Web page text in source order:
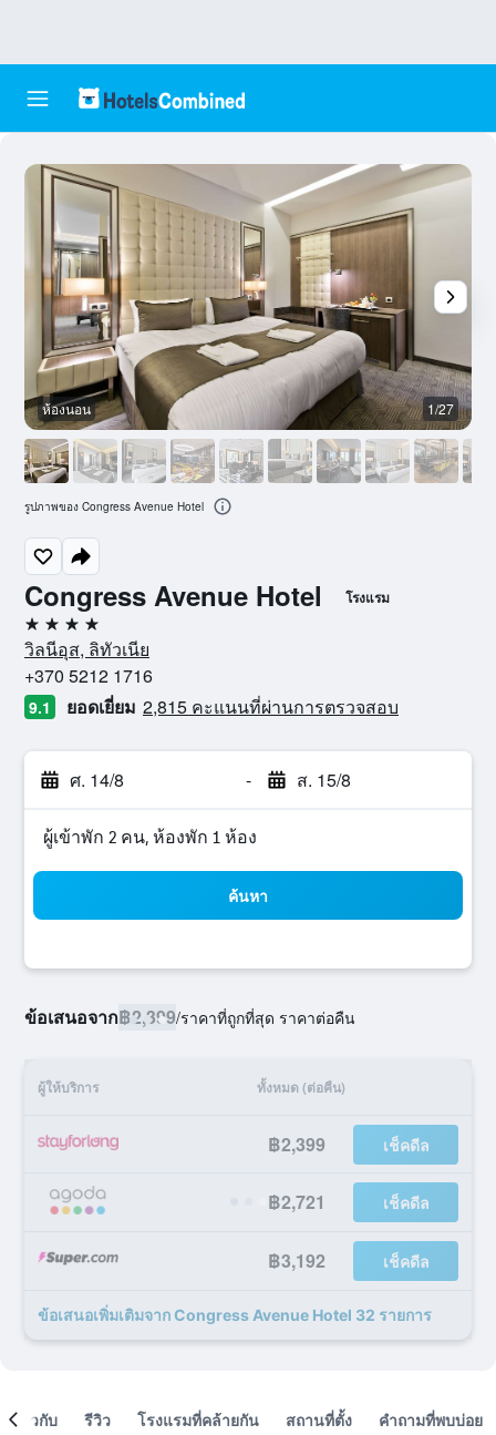
Congress Avenue Hotel โรงแรม
4 ดาว
วิลนีอุส, ลิทัวเนีย
+370 5212 1716
9.1 ยอดเยี่ยม 2,815 คะแนนที่ผ่านการตรวจสอบ
ศ. 14/8 - ส. 15/8
ผู้เข้าพัก 2 คน, ห้องพัก 1 ห้อง
ค้นหา
ข้อเสนอจาก฿2,399/ราคาที่ถูกที่สุด ราคาต่อคืน
ผู้ให้บริการ ทั้งหมด (ต่อคืน)
฿2,399 เช็คดีล
฿2,721 เช็คดีล
฿3,192 เช็คดีล
ข้อเสนอเพิ่มเติมจาก Congress Avenue Hotel 32 รายการ
ห้องนอน 1/27
รูปภาพของ Congress Avenue Hotel
เกี่ยวกับ รีวิว โรงแรมที่คล้ายกัน สถานที่ตั้ง คำถามที่พบบ่อย